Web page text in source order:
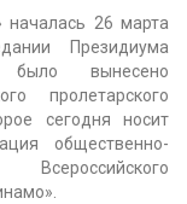
началась 26 марта
Президиума
было вынесено
пролетарского
сегодня носит
общественно-